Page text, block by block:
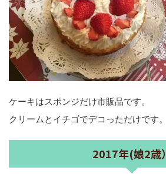
ケーキはスポンジだけ市販品です。
クリームとイチゴでデコっただけです。
2017年(娘2歳）